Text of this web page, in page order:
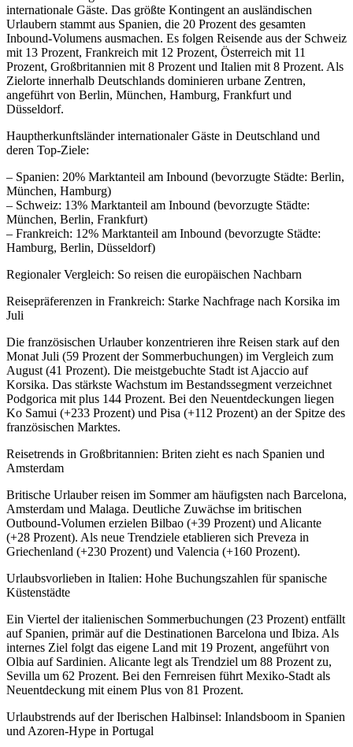
internationale Gäste. Das größte Kontingent an ausländischen
Urlaubern stammt aus Spanien, die 20 Prozent des gesamten
Inbound-Volumens ausmachen. Es folgen Reisende aus der Schweiz
mit 13 Prozent, Frankreich mit 12 Prozent, Österreich mit 11
Prozent, Großbritannien mit 8 Prozent und Italien mit 8 Prozent. Als
Zielorte innerhalb Deutschlands dominieren urbane Zentren,
angeführt von Berlin, München, Hamburg, Frankfurt und
Düsseldorf.
Hauptherkunftsländer internationaler Gäste in Deutschland und
deren Top-Ziele:
– Spanien: 20% Marktanteil am Inbound (bevorzugte Städte: Berlin,
München, Hamburg)
– Schweiz: 13% Marktanteil am Inbound (bevorzugte Städte:
München, Berlin, Frankfurt)
– Frankreich: 12% Marktanteil am Inbound (bevorzugte Städte:
Hamburg, Berlin, Düsseldorf)
Regionaler Vergleich: So reisen die europäischen Nachbarn
Reisepräferenzen in Frankreich: Starke Nachfrage nach Korsika im
Juli
Die französischen Urlauber konzentrieren ihre Reisen stark auf den
Monat Juli (59 Prozent der Sommerbuchungen) im Vergleich zum
August (41 Prozent). Die meistgebuchte Stadt ist Ajaccio auf
Korsika. Das stärkste Wachstum im Bestandssegment verzeichnet
Podgorica mit plus 144 Prozent. Bei den Neuentdeckungen liegen
Ko Samui (+233 Prozent) und Pisa (+112 Prozent) an der Spitze des
französischen Marktes.
Reisetrends in Großbritannien: Briten zieht es nach Spanien und
Amsterdam
Britische Urlauber reisen im Sommer am häufigsten nach Barcelona,
Amsterdam und Malaga. Deutliche Zuwächse im britischen
Outbound-Volumen erzielen Bilbao (+39 Prozent) und Alicante
(+28 Prozent). Als neue Trendziele etablieren sich Preveza in
Griechenland (+230 Prozent) und Valencia (+160 Prozent).
Urlaubsvorlieben in Italien: Hohe Buchungszahlen für spanische
Küstenstädte
Ein Viertel der italienischen Sommerbuchungen (23 Prozent) entfällt
auf Spanien, primär auf die Destinationen Barcelona und Ibiza. Als
internes Ziel folgt das eigene Land mit 19 Prozent, angeführt von
Olbia auf Sardinien. Alicante legt als Trendziel um 88 Prozent zu,
Sevilla um 62 Prozent. Bei den Fernreisen führt Mexiko-Stadt als
Neuentdeckung mit einem Plus von 81 Prozent.
Urlaubstrends auf der Iberischen Halbinsel: Inlandsboom in Spanien
und Azoren-Hype in Portugal